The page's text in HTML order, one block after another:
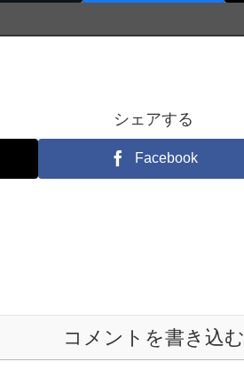
シェアする
Facebook
コメントを書き込む